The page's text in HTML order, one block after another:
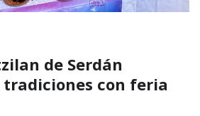
de Serdán
con feria